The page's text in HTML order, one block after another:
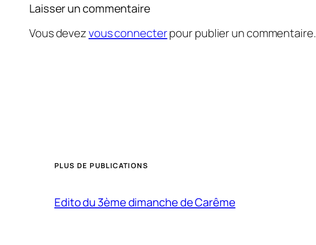
Laisser un commentaire
Vous devezvous connecterpour publier un commentaire.
PLUS DE PUBLICATIONS
Edito du 3ème dimanche de Carême